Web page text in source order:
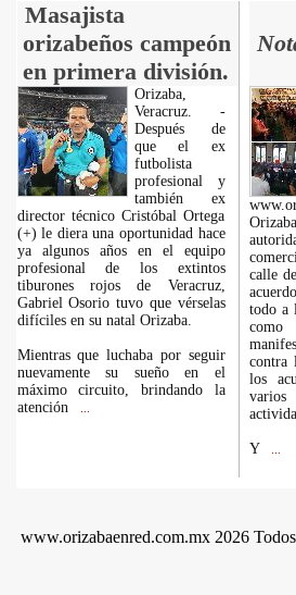
Masajista
orizabeños campeón
en primera división.
Orizaba,
Veracruz. -
Después de
que el ex
futbolista
profesional y
también ex
director técnico Cristóbal Ortega
(+) le diera una oportunidad hace
ya algunos años en el equipo
profesional de los extintos
tiburones rojos de Veracruz,
Gabriel Osorio tuvo que vérselas
difíciles en su natal Orizaba.
Mientras que luchaba por seguir
nuevamente su sueño en el
máximo circuito, brindando la
atención
calle
todo a
contra
los
Y
www.orizabaenred.com.mx 2026